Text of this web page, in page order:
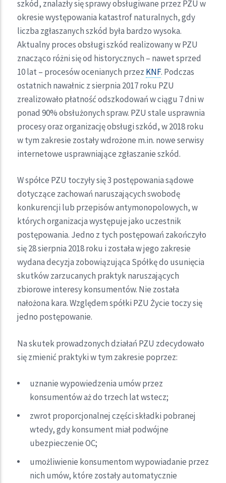
szkód, znalazły się sprawy obsługiwane przez PZU w
okresie występowania katastrof naturalnych, gdy
liczba zgłaszanych szkód była bardzo wysoka.
Aktualny proces obsługi szkód realizowany w PZU
znacząco różni się od historycznych – nawet sprzed
10 lat – procesów ocenianych przez KNF. Podczas
ostatnich nawałnic z sierpnia 2017 roku PZU
zrealizowało płatność odszkodowań w ciągu 7 dni w
ponad 90% obsłużonych spraw. PZU stale usprawnia
procesy oraz organizację obsługi szkód, w 2018 roku
w tym zakresie zostały wdrożone m.in. nowe serwisy
internetowe usprawniające zgłaszanie szkód.
W spółce PZU toczyły się 3 postępowania sądowe
dotyczące zachowań naruszających swobodę
konkurencji lub przepisów antymonopolowych, w
których organizacja występuje jako uczestnik
postępowania. Jedno z tych postępowań zakończyło
się 28 sierpnia 2018 roku i została w jego zakresie
wydana decyzja zobowiązująca Spółkę do usunięcia
skutków zarzucanych praktyk naruszających
zbiorowe interesy konsumentów. Nie została
nałożona kara. Względem spółki PZU Życie toczy się
jedno postępowanie.
Na skutek prowadzonych działań PZU zdecydowało
się zmienić praktyki w tym zakresie poprzez:
uznanie wypowiedzenia umów przez
konsumentów aż do trzech lat wstecz;
zwrot proporcjonalnej części składki pobranej
wtedy, gdy konsument miał podwójne
ubezpieczenie OC;
umożliwienie konsumentom wypowiadanie przez
nich umów, które zostały automatycznie